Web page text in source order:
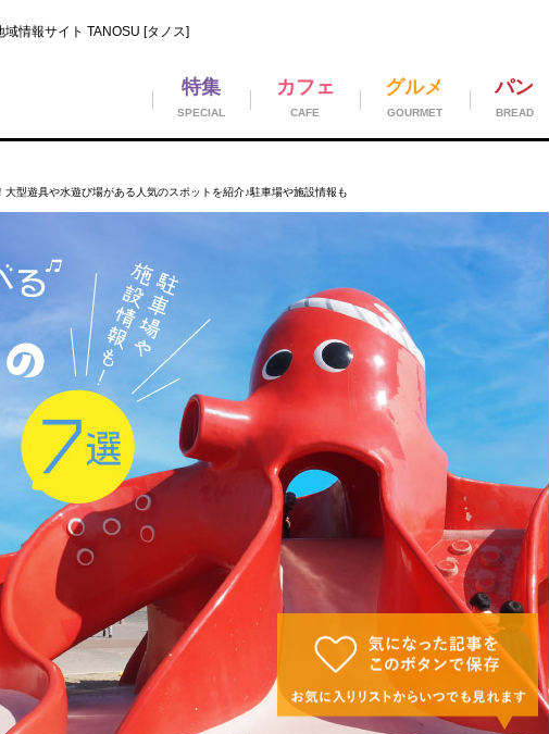
情報サイト TANOSU [タノス]
パン
BREAD
グルメ
GOURMET
カフェ
CAFE
特集
SPECIAL
大型遊具や水遊び場がある人気のスポットを紹介♪駐車場や施設情報も